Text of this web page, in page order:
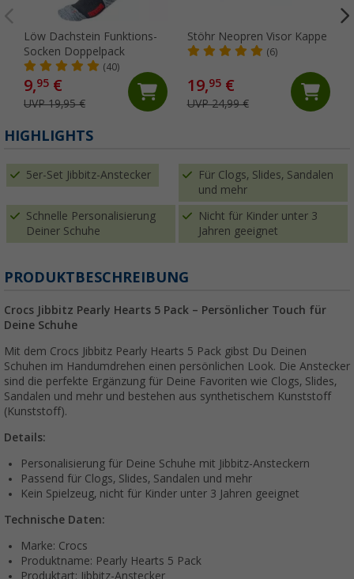
Löw Dachstein Funktions-
Socken Doppelpack
(40)
9,95 €
UVP 19,95 €
Stöhr Neopren Visor Kappe
(6)
19,95€
UVP 24,99 €
HIGHLIGHTS
5er-Set Jibbitz-Anstecker
Für Clogs, Slides, Sandalen
und mehr
Schnelle Personalisierung
Deiner Schuhe
Nicht für Kinder unter 3
Jahren geeignet
PRODUKTBESCHREIBUNG
Crocs Jibbitz Pearly Hearts 5 Pack – Persönlicher Touch für
Deine Schuhe
Mit dem Crocs Jibbitz Pearly Hearts 5 Pack gibst Du Deinen
Schuhen im Handumdrehen einen persönlichen Look. Die Anstecker
sind die perfekte Ergänzung für Deine Favoriten wie Clogs, Slides,
Sandalen und mehr und bestehen aus synthetischem Kunststoff
(Kunststoff).
Details:
Personalisierung für Deine Schuhe mit Jibbitz-Ansteckern
Passend für Clogs, Slides, Sandalen und mehr
Kein Spielzeug, nicht für Kinder unter 3 Jahren geeignet
Technische Daten:
Marke: Crocs
Produktname: Pearly Hearts 5 Pack
Produktart: Jibbitz-Anstecker